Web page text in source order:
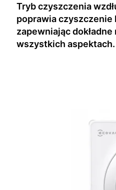
Tryb czyszczenia
poprawia czyszczenie
zapewniając
wszystkich aspektach.